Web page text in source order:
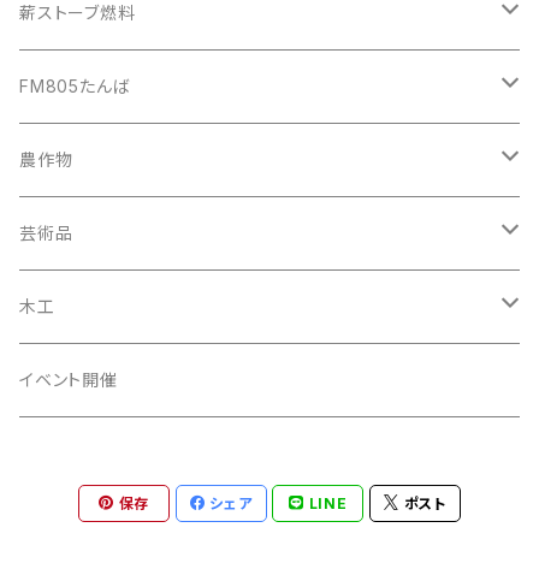
バイク
手芸小物
カップ
植木鉢
ご飯炊き窯
特殊品
薪ストーブ燃料
薪
建築破材
FM805たんば
ラジオ番組作成
ラジオ番組中継
コンサート・イベント音響
動画配信
講師・ミュージシャン
農作物
黒にんにく
丹波のお米
丹波の野菜
なたまめ
芸術品
絵画
木工
アイデア材料
イベント開催
保存 シェア LINE ポスト